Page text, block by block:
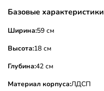
Базовые характеристики
Ширина:59 см
Высота:18 см
Глубина:42 см
Материал корпуса:ЛДСП